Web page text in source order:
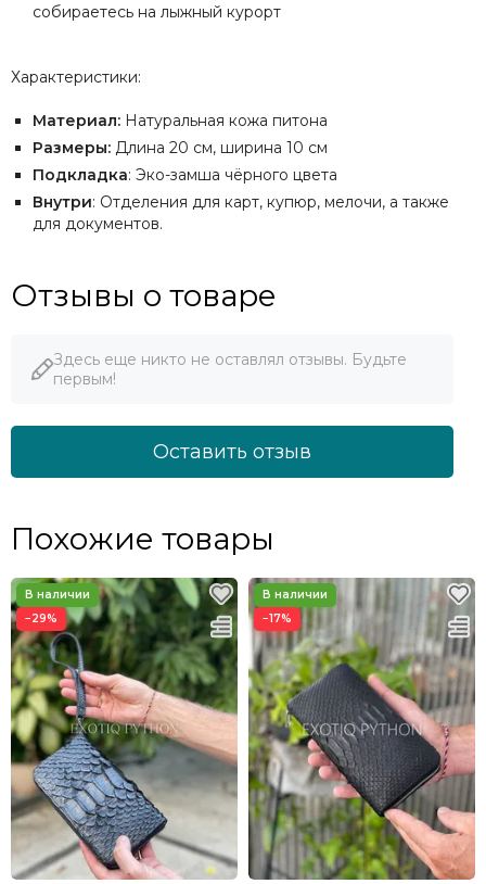
собираетесь на лыжный курорт
Характеристики:
Материал: Натуральная кожа питона
Размеры: Длина 20 см, ширина 10 см
Подкладка: Эко-замша чёрного цвета
Внутри: Отделения для карт, купюр, мелочи, а также
для документов.
Отзывы о товаре
Здесь еще никто не оставлял отзывы. Будьте
первым!
Оставить отзыв
Похожие товары
−29% −17%